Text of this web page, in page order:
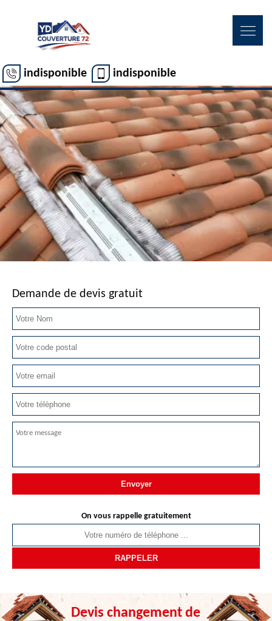
indisponible indisponible
Demande de devis gratuit
On vous rappelle gratuitement
Devis changement de